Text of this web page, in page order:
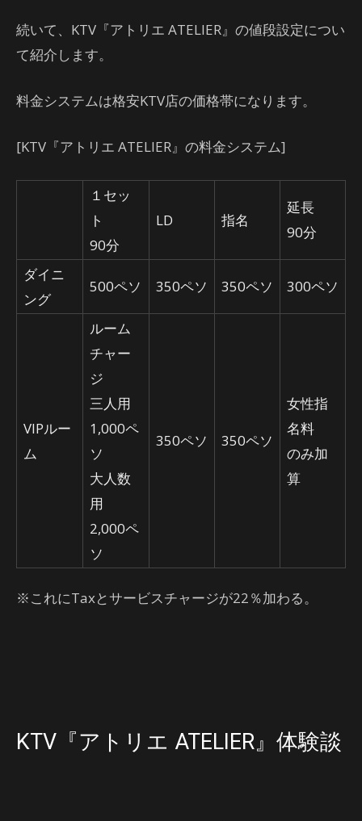
続いて、KTV『アトリエ ATELIER』の値段設定につい
て紹介します。
料金システムは格安KTV店の価格帯になります。
[KTV『アトリエ ATELIER』の料金システム]
１セッ
ト
90分
LD 指名
延長
90分
ダイニ
ング
500ペソ 350ペソ 350ペソ 300ペソ
VIPルー
ム
ルーム
チャー
ジ
三人用
1,000ペ
ソ
大人数
用
2,000ペ
ソ
350ペソ 350ペソ
女性指
名料
のみ加
算
※これにTaxとサービスチャージが22％加わる。
KTV『アトリエ ATELIER』体験談